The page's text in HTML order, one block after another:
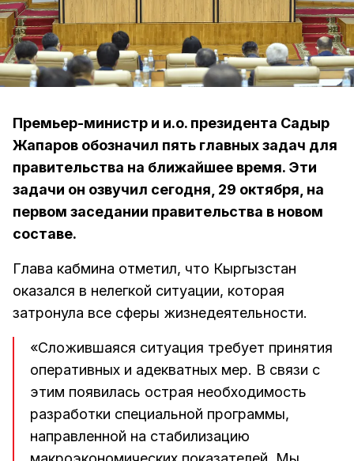
Премьер-министр и и.о. президента Садыр
Жапаров обозначил пять главных задач для
правительства на ближайшее время. Эти
задачи он озвучил сегодня, 29 октября, на
первом заседании правительства в новом
составе.
Глава кабмина отметил, что Кыргызстан
оказался в нелегкой ситуации, которая
затронула все сферы жизнедеятельности.
«Сложившаяся ситуация требует принятия
оперативных и адекватных мер. В связи с
этим появилась острая необходимость
разработки специальной программы,
направленной на стабилизацию